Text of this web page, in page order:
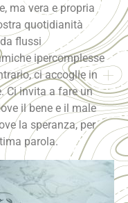
ma vera e propria
quotidianità
flussi
ipercomplesse
ci accoglie in
Ci invita a fare un
il bene e il male
la speranza, per
parola.